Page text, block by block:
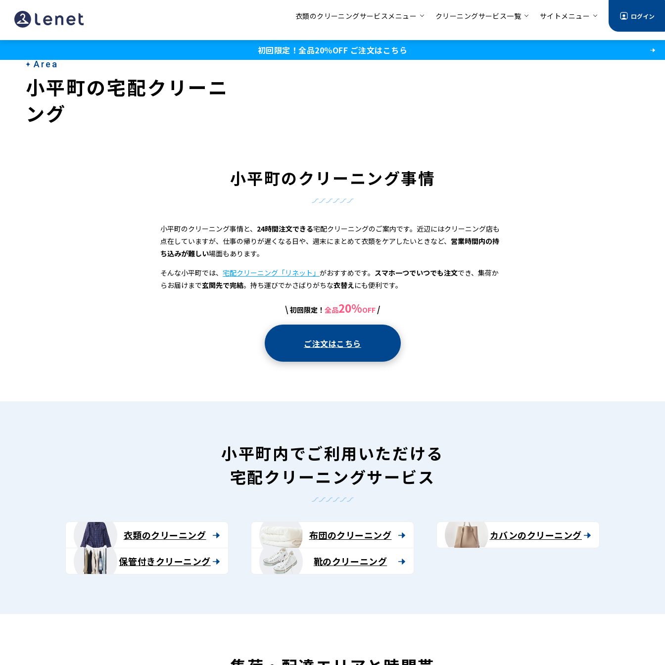
小
平
衣類のクリーニングサービスメニュー クリーニングサービス一覧 サイトメニュー ログイン
初回限定！全品20％OFF ご注文はこちら
Area
小平町の宅配クリーニ
ング
小平町のクリーニング事情
小平町のクリーニング事情と、 24時間注文できる宅配クリーニングのご案内です。近辺にはクリーニング店も
点在していますが、仕事の帰りが遅くなる日や、週末にまとめて衣類をケアしたいときなど、 営業時間内の持
ち込みが難しい場面もあります。
そんな小平町では、 宅配クリーニング「リネット」 がおすすめです。 スマホ一つでいつでも注文でき、集荷か
らお届けまで玄関先で完結。持ち運びでかさばりがちな衣替えにも便利です。
\ 初回限定！ 全品20%OFF /
ご注文はこちら
小平町内でご利用いただける
宅配クリーニングサービス
衣類のクリーニング
保管付きクリーニング
布団のクリーニング
靴のクリーニング
カバンのクリーニング